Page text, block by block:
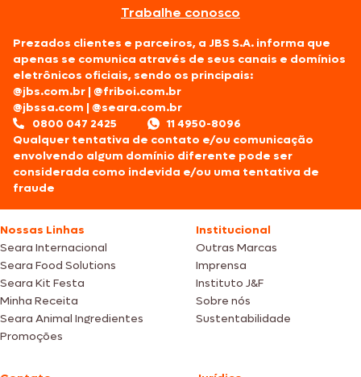
Trabalhe conosco
Prezados clientes e parceiros, a JBS S.A. informa que
apenas se comunica através de seus canais e domínios
eletrônicos oficiais, sendo os principais:
@jbs.com.br |@friboi.com.br
@jbssa.com |@seara.com.br
0800 047 2425
11 4950-8096
Qualquer tentativa de contato e/ou comunicação
envolvendo algum domínio diferente pode ser
considerada como indevida e/ou uma tentativa de
fraude
Nossas Linhas
Seara Internacional
Seara Food Solutions
Seara Kit Festa
Minha Receita
Seara Animal Ingredientes
Promoções
Institucional
Outras Marcas
Imprensa
Instituto J&F
Sobre nós
Sustentabilidade